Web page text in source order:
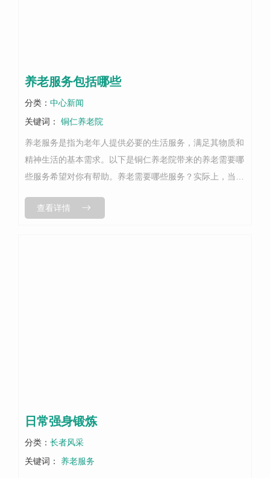
养老服务包括哪些
分类： 中心新闻
关键词：
铜仁养老院
养老服务是指为老年人提供必要的生活服务，满足其物质和
精神生活的基本需求。以下是铜仁养老院带来的养老需要哪
些服务希望对你有帮助。养老需要哪些服务？实际上，当人
求。年纪大了，收入减少，不一定...
查看详情
日常强身锻炼
分类： 长者风采
关键词：
养老服务